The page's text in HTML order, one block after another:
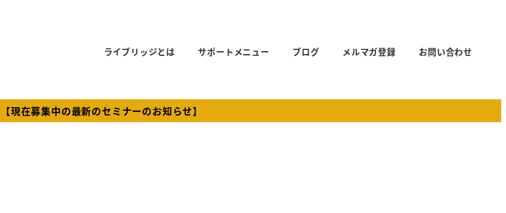
ライブリッジとは サポートメニュー ブログ メルマガ登録 お問い合わせ
【現在募集中の最新のセミナーのお知らせ】